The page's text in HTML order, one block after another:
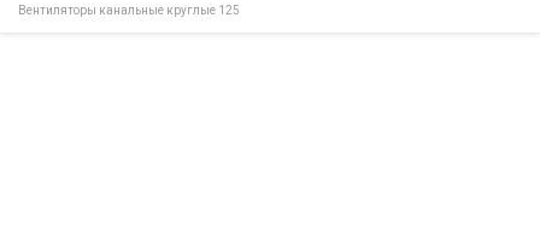
Вентиляторы канальные круглые 125